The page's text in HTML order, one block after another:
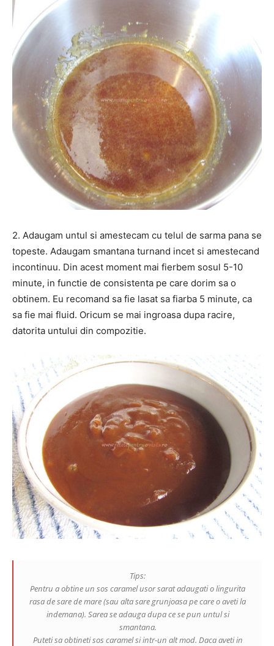
2. Adaugam untul si amestecam cu telul de sarma pana se
topeste. Adaugam smantana turnand incet si amestecand
incontinuu. Din acest moment mai fierbem sosul 5-10
minute, in functie de consistenta pe care dorim sa o
obtinem. Eu recomand sa fie lasat sa fiarba 5 minute, ca
sa fie mai fluid. Oricum se mai ingroasa dupa racire,
datorita untului din compozitie.
Tips:
Pentru a obtine un sos caramel usor sarat adaugati o lingurita
rasa de sare de mare (sau alta sare grunjoasa pe care o aveti la
indemana). Sarea se adauga dupa ce se pun untul si
smantana.
Puteti sa obtineti sos caramel si intr-un alt mod. Daca aveti in